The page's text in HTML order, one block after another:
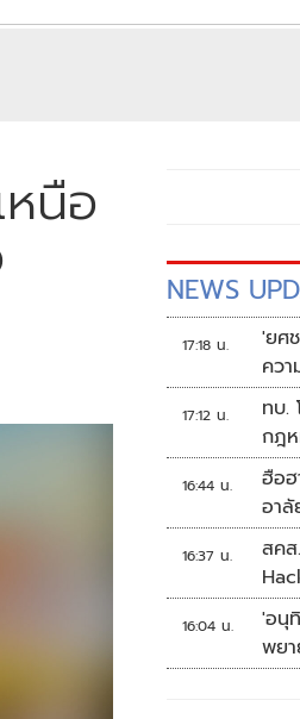
นือ
NEWS
17:18 น.
'ยศ
คว
ป้อ
17:12 น.
ทบ.
กฎ
16:44 น.
ฮือ
อา
16:37 น.
สค
ข้อ
16:04 น.
'อนุ
พย
2'